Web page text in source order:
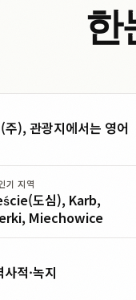
한
주), 관광지에서는 영어
기 지역
도심), Karb,
Miechowice
사적·녹지